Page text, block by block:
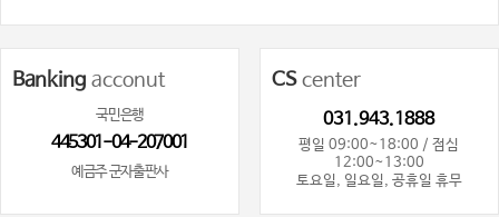
Banking acconut
국민은행
445301-04-207001
예금주 군자출판사
CScenter
031.943.1888
평일 09:00~18:00 / 점심
12:00~13:00
토요일, 일요일, 공휴일 휴무